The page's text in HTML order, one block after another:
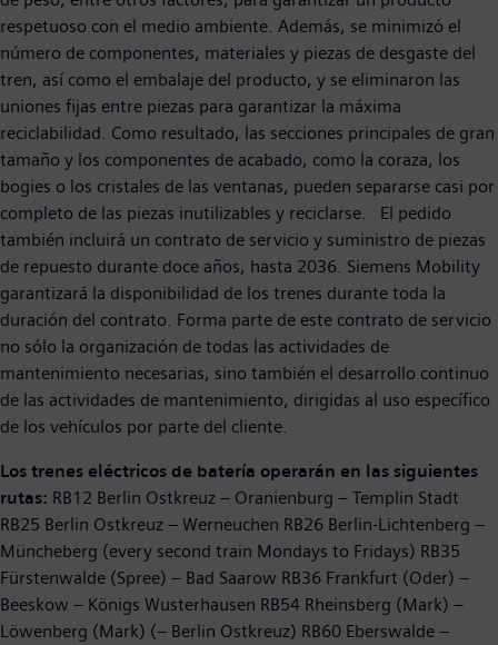
respetuoso con el medio ambiente. Además, se minimizó el
número de componentes, materiales y piezas de desgaste del
tren, así como el embalaje del producto, y se eliminaron las
uniones fijas entre piezas para garantizar la máxima
reciclabilidad. Como resultado, las secciones principales de gran
tamaño y los componentes de acabado, como la coraza, los
bogies o los cristales de las ventanas, pueden separarse casi por
completo de las piezas inutilizables y reciclarse. El pedido
también incluirá un contrato de servicio y suministro de piezas
de repuesto durante doce años, hasta 2036. Siemens Mobility
garantizará la disponibilidad de los trenes durante toda la
duración del contrato. Forma parte de este contrato de servicio
no sólo la organización de todas las actividades de
mantenimiento necesarias, sino también el desarrollo continuo
de las actividades de mantenimiento, dirigidas al uso específico
de los vehículos por parte del cliente.
Los trenes eléctricos de batería operarán en las siguientes
rutas: RB12 Berlin Ostkreuz – Oranienburg – Templin Stadt
RB25 Berlin Ostkreuz – Werneuchen RB26 Berlin-Lichtenberg –
Müncheberg (every second train Mondays to Fridays) RB35
Fürstenwalde (Spree) – Bad Saarow RB36 Frankfurt (Oder) –
Beeskow – Königs Wusterhausen RB54 Rheinsberg (Mark) –
Löwenberg (Mark) (– Berlin Ostkreuz) RB60 Eberswalde –